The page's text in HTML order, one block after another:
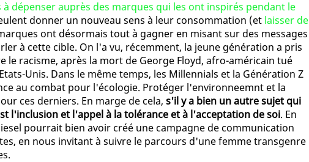
dépenser auprès des marques qui les ont inspirés pendant le
donner un nouveau sens à leur consommation (et laisser de
ont désormais tout à gagner en misant sur des messages
à cette cible. On l'a vu, récemment, la jeune génération a pris
le racisme, après la mort de George Floyd, afro-américain tué
Unis. Dans le même temps, les Millennials et la Génération Z
au combat pour l'écologie. Protéger l'environneemnt et la
ces derniers. En marge de cela, s'il y a bien un autre sujet qui
l'inclusion et l'appel à la tolérance et à l'acceptation de soi. En
pourrait bien avoir créé une campagne de communication
en nous invitant à suivre le parcours d'une femme transgenre